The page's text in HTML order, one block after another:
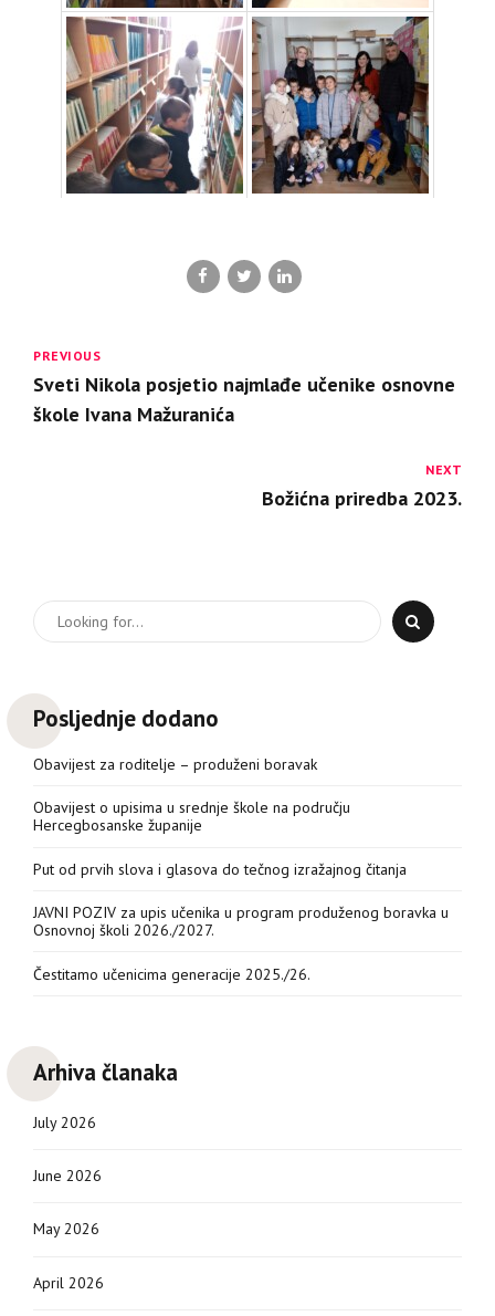
PREVIOUS
Sveti Nikola posjetio najmlađe učenike osnovne
škole Ivana Mažuranića
NEXT
Božićna priredba 2023.
Posljednje dodano
Obavijest za roditelje – produženi boravak
Obavijest o upisima u srednje škole na području
Hercegbosanske županije
Put od prvih slova i glasova do tečnog izražajnog čitanja
JAVNI POZIV za upis učenika u program produženog boravka u
Osnovnoj školi 2026./2027.
Čestitamo učenicima generacije 2025./26.
Arhiva članaka
July 2026
June 2026
May 2026
April 2026